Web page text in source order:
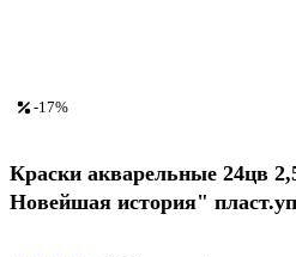
-17%
Краски акварельные 24цв
Новейшая история"